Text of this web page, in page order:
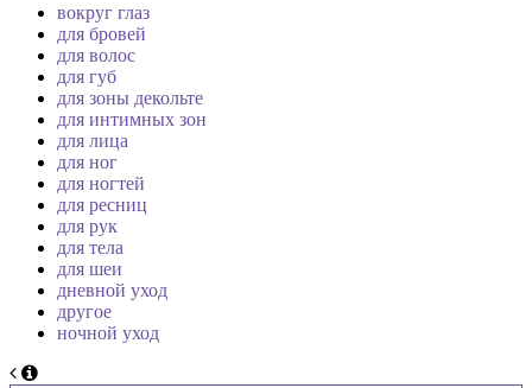
вокруг глаз
для бровей
для волос
для губ
для зоны декольте
для интимных зон
для лица
для ног
для ногтей
для ресниц
для рук
для тела
для шеи
дневной уход
другое
ночной уход